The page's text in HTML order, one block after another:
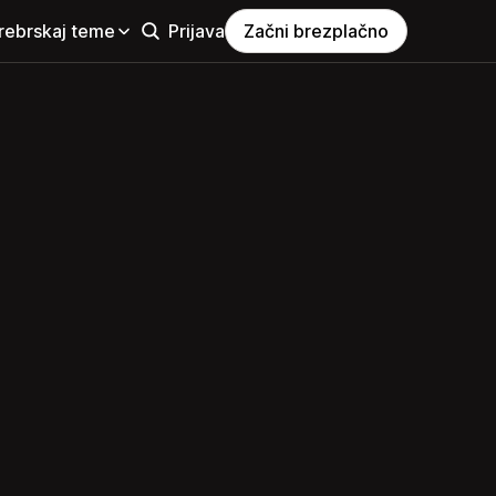
teme Prijava Začni brezplačno